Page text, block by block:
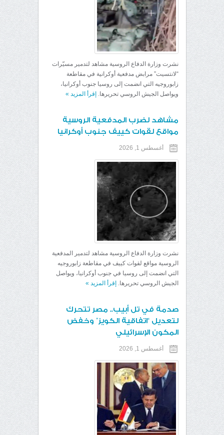
نشرت وزارة الدفاع الروسية مشاهد لتدمير مسيّرات
“لانتسيت” مرابض مدفعية أوكرانية في مقاطعة
زابوروجيه التي انضمت إلى روسيا جنوب أوكرانيا،
ويواصل الجيش الروسي تحريرها. إقرأ المزيد »
مشاهد لضرب المدفعية الروسية
مواقع لقوات كييف جنوب أوكرانيا
أغسطس 1, 2026
نشرت وزارة الدفاع الروسية مشاهد لتدمير المدفعية
الروسية مواقع لقوات كييف في مقاطعة زابوروجيه
التي انضمت إلى روسيا في جنوب أوكرانيا، ويواصل
الجيش الروسي تحريرها. إقرأ المزيد »
صدمة في تل أبيب.. مصر تتحرك
لتعديل “اتفاقية الكويز” وخفض
المكون الإسرائيلي
أغسطس 1, 2026